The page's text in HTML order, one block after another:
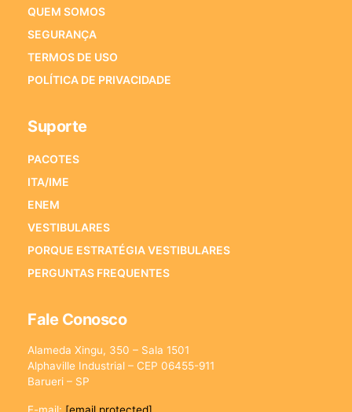
QUEM SOMOS
SEGURANÇA
TERMOS DE USO
POLÍTICA DE PRIVACIDADE
Suporte
PACOTES
ITA/IME
ENEM
VESTIBULARES
PORQUE ESTRATÉGIA VESTIBULARES
PERGUNTAS FREQUENTES
Fale Conosco
Alameda Xingu, 350 – Sala 1501
Alphaville Industrial – CEP 06455-911
Barueri – SP